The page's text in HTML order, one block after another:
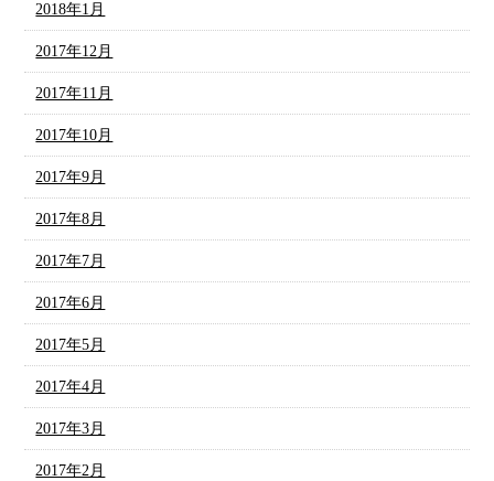
2018年1月
2017年12月
2017年11月
2017年10月
2017年9月
2017年8月
2017年7月
2017年6月
2017年5月
2017年4月
2017年3月
2017年2月